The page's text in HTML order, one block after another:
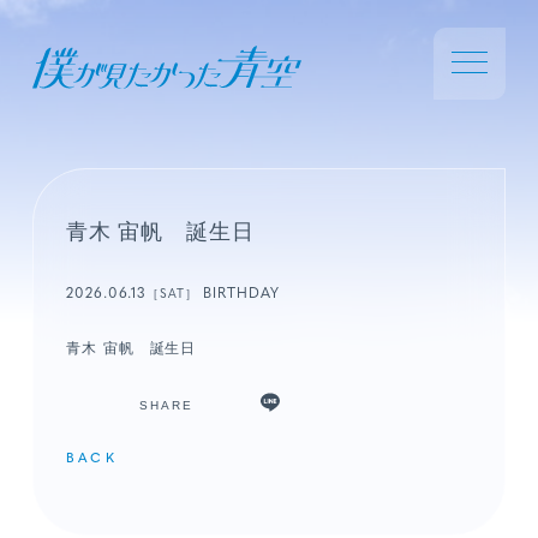
青木 宙帆 誕生日
2026.06.13 ［SAT］ BIRTHDAY
青木 宙帆 誕生日
SHARE
BACK